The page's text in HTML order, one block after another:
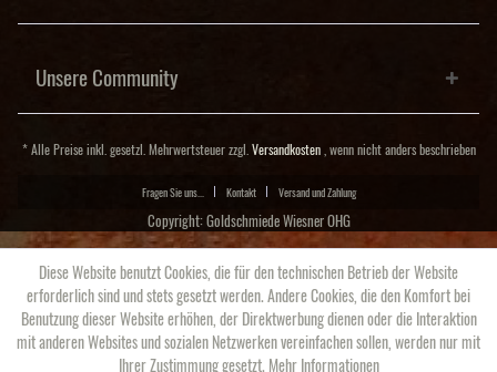
Unsere Community
* Alle Preise inkl. gesetzl. Mehrwertsteuer zzgl. Versandkosten, wenn nicht anders beschrieben
Fragen Sie uns... Kontakt Versand und Zahlung
Copyright: Goldschmiede Wiesner OHG
Diese Website benutzt Cookies, die für den technischen Betrieb der Website
erforderlich sind und stets gesetzt werden. Andere Cookies, die den Komfort bei
Benutzung dieser Website erhöhen, der Direktwerbung dienen oder die Interaktion
mit anderen Websites und sozialen Netzwerken vereinfachen sollen, werden nur mit
Ihrer Zustimmung gesetzt. Mehr Informationen